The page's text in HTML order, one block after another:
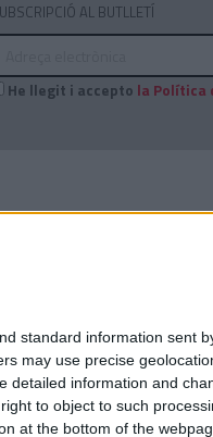
standard information sent
may use precise
detailed information and
to object to such
at the bottom of the
AL BUTLLETÍ
He llegit i accepto la Política